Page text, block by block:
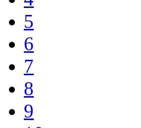
5
6
7
8
9